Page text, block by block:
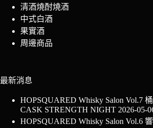
清酒燒酎燒酒
中式白酒
果實酒
周邊商品
最新消息
HOPSQUARED Whisky Salon Vol.7
CASK STRENGTH NIGHT 2026-05-
HOPSQUARED Whisky Salon Vol.6